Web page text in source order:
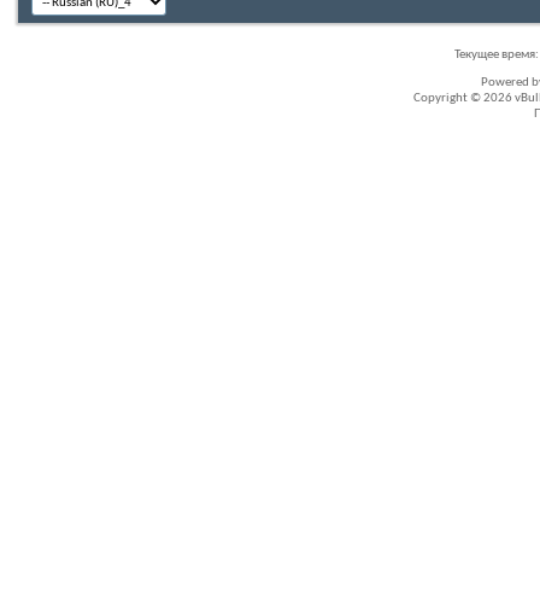
Текущее время:
Powered
Copyright © 2026